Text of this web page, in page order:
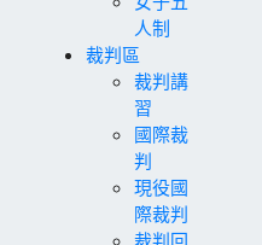
人制
裁判區
裁判講
習
國際裁
判
現役國
際裁判
裁判回